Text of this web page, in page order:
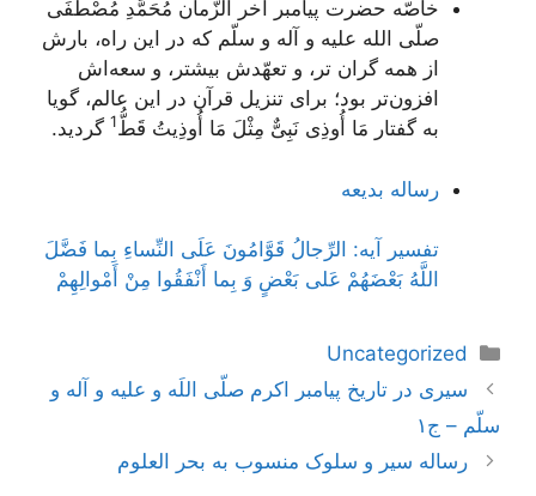
خاصّه حضرت پیامبر آخر الزّمان مُحَمَّدِ مُصْطَفَى
صلّى الله علیه و آله و سلّم كه در این راه، بارش
از همه گران تر، و تعهّدش بیشتر، و سعه‌اش
افزون‌تر بود؛ براى تنزیل قرآن در این عالم، گویا
به گفتار مَا أُوذِى نَبِىٌّ مِثْلَ مَا أُوذِیتُ قَطُّ1 گردید.
رساله بدیعه
تفسیر آیه: الرِّجالُ قَوَّامُونَ عَلَى النِّساءِ بِما فَضَّلَ
اللَّهُ بَعْضَهُمْ عَلى‌ بَعْضٍ وَ بِما أَنْفَقُوا مِنْ أَمْوالِهِمْ‌
دسته‌ها
Uncategorized
ناوبری
نوشته‌ها
سیری در تاریخ پیامبر اکرم صلّی اللَه و علیه و آله و
سلّم – ج۱
رساله سیر و سلوک منسوب به بحر العلوم